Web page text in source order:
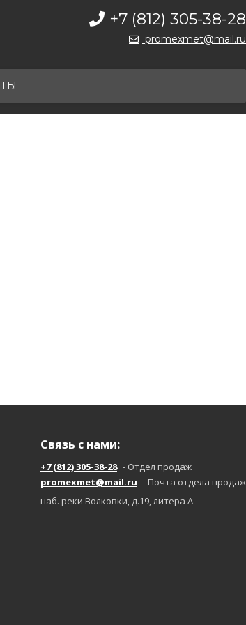
+7 (812) 305-38-28
promexmet@mail.ru
Связь с нами:
+7 (812) 305-38-28 - Отдел продаж
promexmet@mail.ru - Почта отдела продаж
наб. реки Волковки, д.19, литера А